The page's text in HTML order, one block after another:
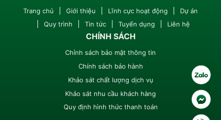
Trang chủ Giới thiệu Lĩnh cực hoạt động
Dự án
Quy trình
Tin tức Tuyển dụng Liên hệ
CHÍNH SÁCH
Chỉnh sách bảo mật thông tin
Chính sách bảo hành
Khảo sát chất lượng dịch vụ
Khảo sát nhu cầu khách hàng
Quy định hình thức thanh toán